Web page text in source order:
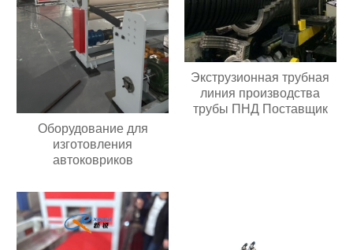
Оборудование для
изготовления
автоковриков
Экструзионная трубная
линия производства
трубы ПНД Поставщик